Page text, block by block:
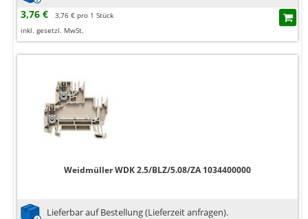
3,76 €
3,76 € pro 1 Stück
inkl. gesetzl. MwSt.
Weidmüller WDK 2.5/BLZ/5.08/ZA 1034400000
Lieferbar auf Bestellung (Lieferzeit anfragen).